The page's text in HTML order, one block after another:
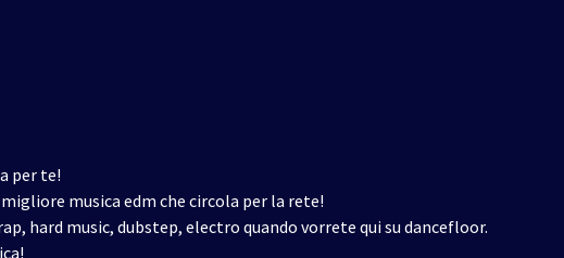
per te!
musica edm che circola per la rete!
hard music, dubstep, electro quando vorrete qui su dancefloor.